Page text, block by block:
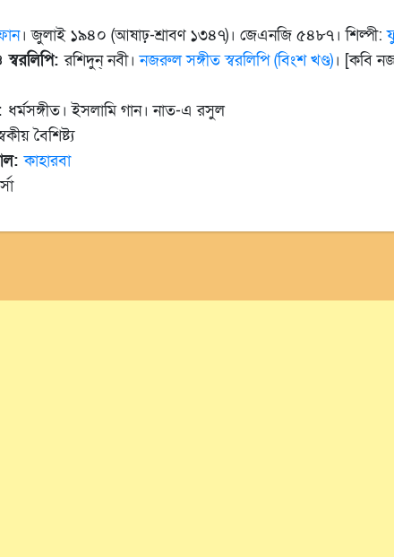
। জুলাই ১৯৪০ (আষাঢ়-শ্রাবণ ১৩৪৭)। জেএনজি ৫৪৮৭। শিল্পী:
স্বরলিপি:রশিদুন্‌ নবী।নজরুল সঙ্গীত স্বরলিপি (বিংশ খণ্ড)। [কবি
ধর্মসঙ্গীত। ইসলামি গান। নাত-এ রসুল
বৈশিষ্ট্য
কাহারবা